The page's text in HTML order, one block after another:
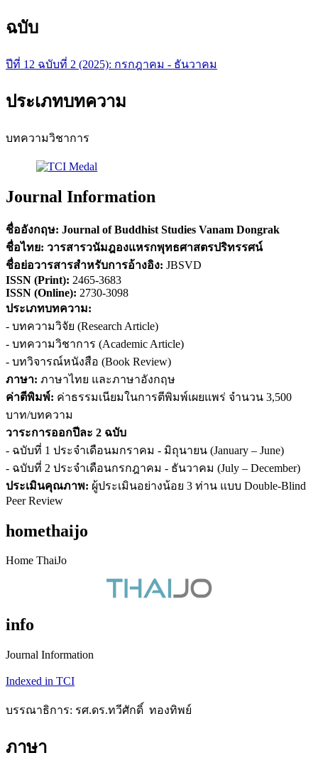
ฉบับ
ปีที่ 12 ฉบับที่ 2 (2025): กรกฎาคม - ธันวาคม
ประเภทบทความ
บทความวิชาการ
Journal Information
ชื่ออังกฤษ: Journal of Buddhist Studies Vanam Dongrak
ชื่อไทย: วารสารวนัมฎองแหรกพุทธศาสตรปริทรรศน์
ชื่อย่อวารสารสำหรับการอ้างอิง: JBSVD
ISSN (Print): 2465-3683
ISSN (Online): 2730-3098
ประเภทบทความ:
- บทความวิจัย (Research Article)
- บทความวิชาการ (Academic Article)
- บทวิจารณ์หนังสือ (Book Review)
ภาษา: ภาษาไทย และภาษาอังกฤษ
ค่าตีพิมพ์: ค่าธรรมเนียมในการตีพิมพ์เผยแพร่ จำนวน 3,500
บาท/บทความ
วาระการออกปีละ 2 ฉบับ
- ฉบับที่ 1 ประจำเดือนมกราคม - มิถุนายน (January – June)
- ฉบับที่ 2 ประจำเดือนกรกฎาคม - ธันวาคม (July – December)
ประเมินคุณภาพ: ผู้ประเมินอย่างน้อย 3 ท่าน แบบ Double-Blind
Peer Review
homethaijo
Home ThaiJo
info
Journal Information
Indexed in TCI
บรรณาธิการ: รศ.ดร.ทวีศักดิ์ ทองทิพย์
ภาษา